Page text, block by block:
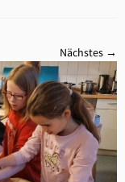
Nächstes →